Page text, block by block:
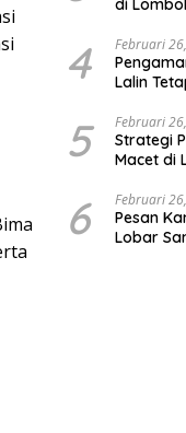
di
4 Februari
Lalin
5 Februari
Strategi
Macet di
6 Februari
Pesan
Lobar